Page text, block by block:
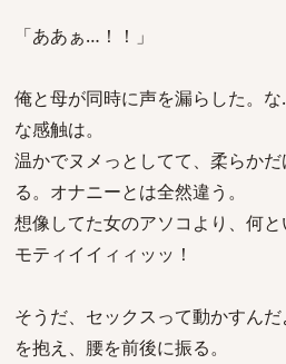
「ああぁ…！！」
俺と母が同時に声を漏らした。
な感触は。
温かでヌメっとしてて、柔らか
る。オナニーとは全然違う。
想像してた女のアソコより、何
モティイイィィッッ！
そうだ、セックスって動かすん
を抱え、腰を前後に振る。